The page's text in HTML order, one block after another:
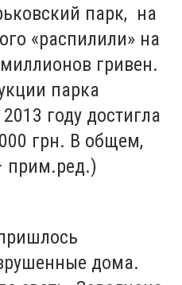
парк, на
«распилили» на
гривен.
парка
году достигла
грн. В общем,
прим.ред.)
дома.